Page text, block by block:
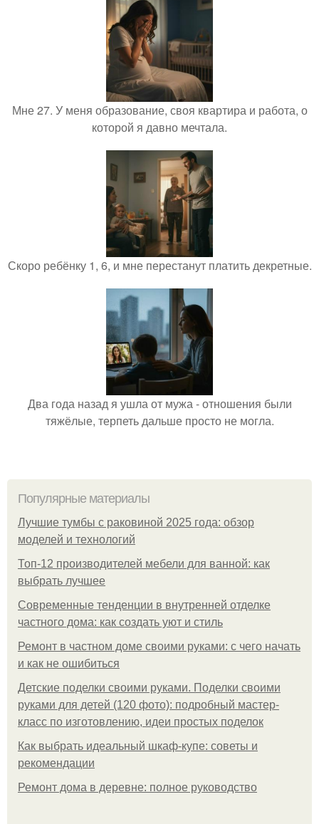
Мне 27. У меня образование, своя квартира и работа, о
которой я давно мечтала.
Скоро ребёнку 1, 6, и мне перестанут платить декретные.
Два года назад я ушла от мужа - отношения были
тяжёлые, терпеть дальше просто не могла.
Популярные материалы
Лучшие тумбы с раковиной 2025 года: обзор
моделей и технологий
Топ-12 производителей мебели для ванной: как
выбрать лучшее
Современные тенденции в внутренней отделке
частного дома: как создать уют и стиль
Ремонт в частном доме своими руками: с чего начать
и как не ошибиться
Детские поделки своими руками. Поделки своими
руками для детей (120 фото): подробный мастер-
класс по изготовлению, идеи простых поделок
Как выбрать идеальный шкаф-купе: советы и
рекомендации
Ремонт дома в деревне: полное руководство